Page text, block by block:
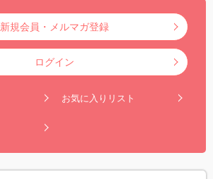
新規会員・メルマガ登録
ログイン
お気に入りリスト